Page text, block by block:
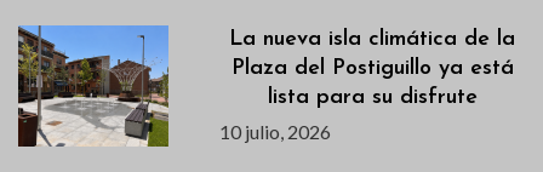
La nueva isla climática de la
Plaza del Postiguillo ya está
lista para su disfrute
10 julio, 2026